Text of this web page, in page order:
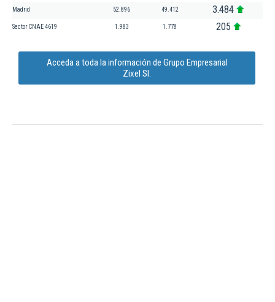
Madrid 52.896 49.412 3.484
Sector CNAE 4619 1.983 1.778 205
Acceda a toda la información de Grupo Empresarial
Zixel Sl.